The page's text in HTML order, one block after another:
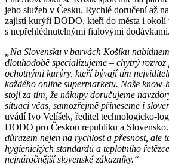
jeho služeb v Česku. Rychlé doručení až
zajistí kurýři DODO, kteří do města i okolí
s nepřehlédnutelnými fialovými dodávkami.
„Na Slovensku v barvách Košíku
dlouhodobě specializujeme – chytrý
ochotnými kurýry, kteří bývají tím
každého online supermarketu. Naše
stojí za tím, že nákupy doručujeme
situaci včas, samozřejmě přineseme i
uvádí Ivo Velíšek, ředitel technologicko-
DODO pro Českou republiku a Slovensko.
důrazem nejen na rychlost a přesnost, ale
hygienických standardů a teplotního
nejnáročnější slovenské zákazníky.“